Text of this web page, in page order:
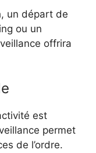
un départ de
ou un
offrira
est
permet
de l’ordre.